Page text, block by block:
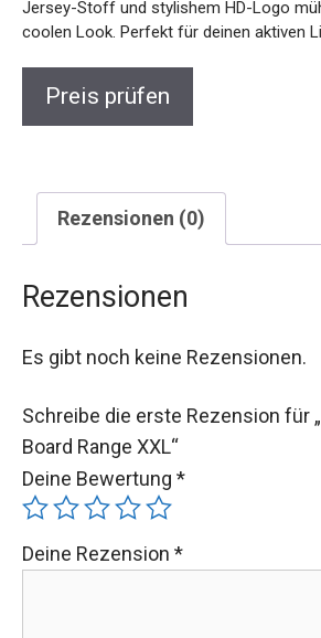
Jersey-Stoff und stylishem HD-Logo
coolen Look. Perfekt für deinen aktiven
Preis prüfen
Rezensionen (0)
Rezensionen
Es gibt noch keine Rezensionen.
Schreibe die erste Rezension für
Board Range XXL“
Deine Bewertung *
Deine Rezension *